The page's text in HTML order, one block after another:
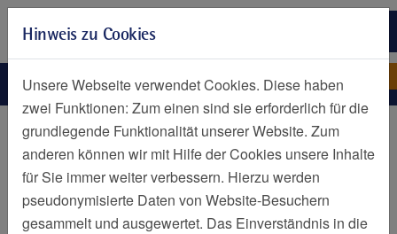
Zur Hauptnavigation springen
Zum Seiteninhalt springen
Zum Seitenende springen
Leistungsspektrum
Elisabeth-Krankenhaus Essen
Kliniken und Zentren
Leistungsspektrum
Klinik für Kardiologie und Angiologie
Hinweis zu Cookies
Unsere Webseite verwendet Cookies. Diese haben
zwei Funktionen: Zum einen sind sie erforderlich für die
grundlegende Funktionalität unserer Website. Zum
anderen können wir mit Hilfe der Cookies unsere Inhalte
für Sie immer weiter verbessern. Hierzu werden
pseudonymisierte Daten von Website-Besuchern
gesammelt und ausgewertet. Das Einverständnis in die